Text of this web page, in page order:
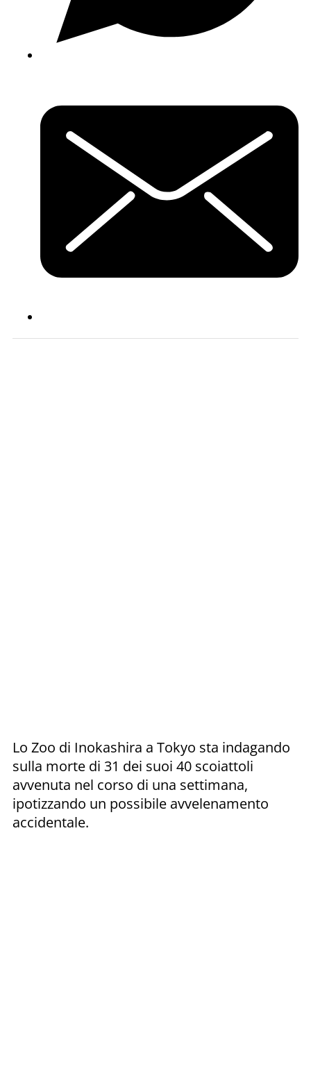
Lo Zoo di Inokashira a Tokyo sta indagando
sulla morte di 31 dei suoi 40 scoiattoli
avvenuta nel corso di una settimana,
ipotizzando un possibile avvelenamento
accidentale.